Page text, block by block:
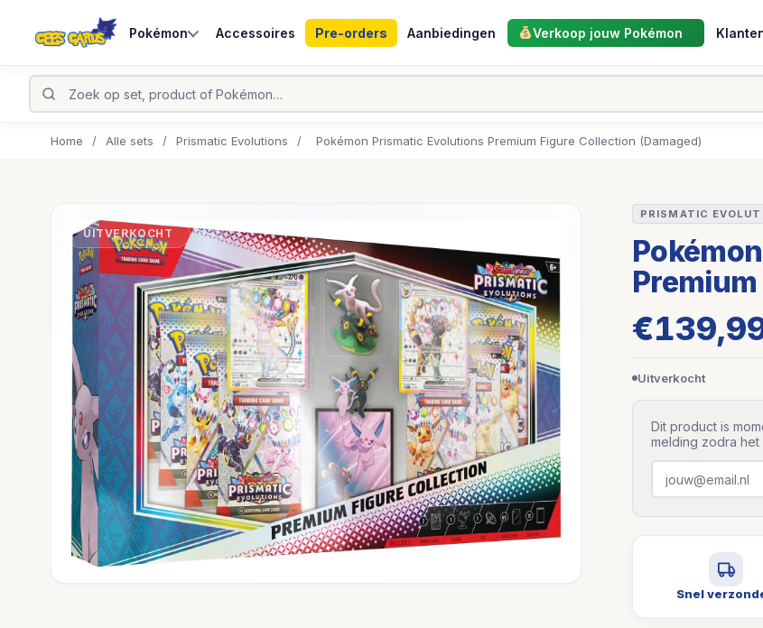
Pokémon Accessoires Pre-orders Aanbiedingen Verkoop jouw Pokémon
Home / Alle sets / Prismatic Evolutions / Pokémon Prismatic Evolutions Premium Figure Collection (Damaged)
UITVERKOCHT
PRISMATIC
€
Uitverkocht
Dit product is
melding zodra
Snel